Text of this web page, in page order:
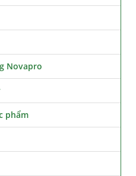
Novapro
phẩm